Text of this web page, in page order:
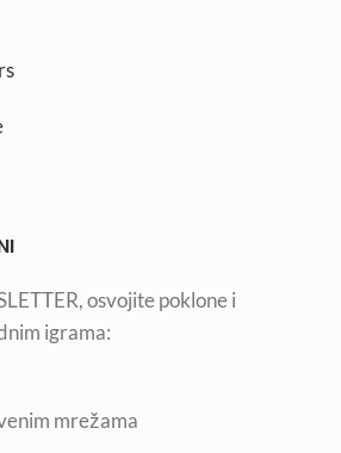
osvojite poklone i
igrama:
mrežama